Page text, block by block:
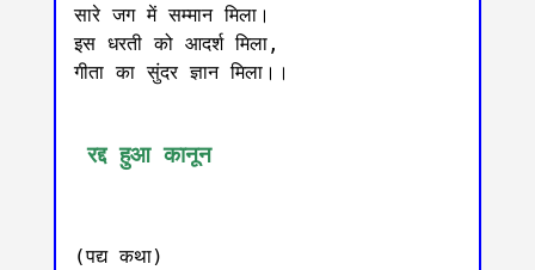
सारे जग में सम्मान मिला।
इस धरती को आदर्श मिला,
गीता का सुंदर ज्ञान मिला।।
रद्द हुआ कानून
(पद्य कथा)